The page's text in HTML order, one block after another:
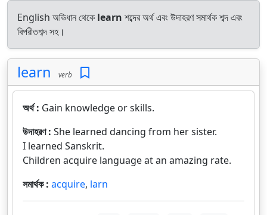
English অভিধান থেকে learn শব্দের অর্থ এবং উদাহরণ সমার্থক শব্দ এবং
বিপরীতশব্দ সহ।
learn verb
অর্থ : Gain knowledge or skills.
উদাহরণ : She learned dancing from her sister.
I learned Sanskrit.
Children acquire language at an amazing rate.
সমার্থক : acquire, larn